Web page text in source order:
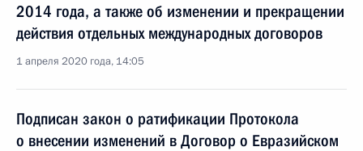
2014 года, а также об изменении и прекращении
действия отдельных международных договоров
1 апреля 2020 года, 14:05
Подписан закон о ратификации Протокола
о внесении изменений в Договор о Евразийском